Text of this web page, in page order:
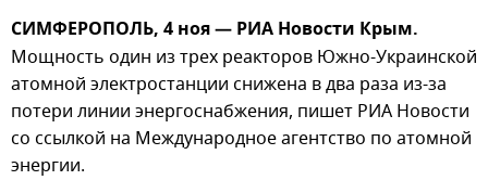
СИМФЕРОПОЛЬ, 4 ноя — РИА Новости Крым.
Мощность один из трех реакторов Южно-Украинской
атомной электростанции снижена в два раза из-за
потери линии энергоснабжения, пишет РИА Новости
со ссылкой на Международное агентство по атомной
энергии.